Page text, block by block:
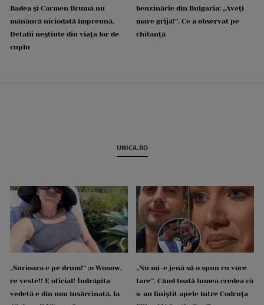
Badea și Carmen Brumă nu
mănâncă niciodată împreună.
Detalii neștiute din viața lor de
cuplu
benzinărie din Bulgaria: „Aveți
mare grijă!”. Ce a observat pe
chitanță
UNICA.RO
„Surioara e pe drum!” :o Wooow,
ce veste!! E oficial! Îndrăgita
vedetă e din nou însărcinată, la
„Nu mi-e jenă să o spun cu voce
tare”. Când toată lumea credea că
s-au liniștit apele între Codruța